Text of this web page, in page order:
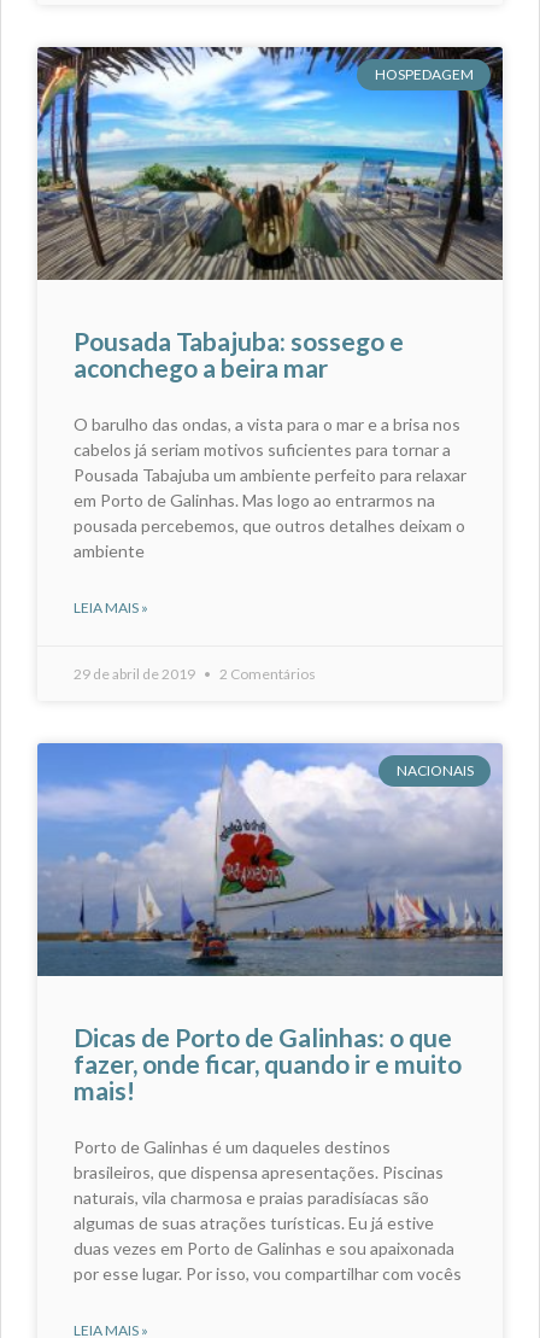
HOSPEDAGEM
Pousada Tabajuba: sossego e
aconchego a beira mar
O barulho das ondas, a vista para o mar e a brisa nos
cabelos já seriam motivos suficientes para tornar a
Pousada Tabajuba um ambiente perfeito para relaxar
em Porto de Galinhas. Mas logo ao entrarmos na
pousada percebemos, que outros detalhes deixam o
ambiente
LEIA MAIS »
29 de abril de 2019 2 Comentários
NACIONAIS
Dicas de Porto de Galinhas: o que
fazer, onde ficar, quando ir e muito
mais!
Porto de Galinhas é um daqueles destinos
brasileiros, que dispensa apresentações. Piscinas
naturais, vila charmosa e praias paradisíacas são
algumas de suas atrações turísticas. Eu já estive
duas vezes em Porto de Galinhas e sou apaixonada
por esse lugar. Por isso, vou compartilhar com vocês
LEIA MAIS »